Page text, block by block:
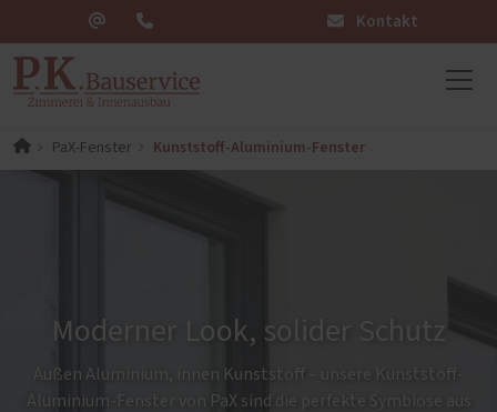
Kontakt
PaX-Fenster Kunststoff-Aluminium-Fenster
Moderner Look, solider Schutz
Außen Aluminium, innen Kunststoff – unsere Kunststoff-
Aluminium-Fenster von PaX sind die perfekte Symbiose aus